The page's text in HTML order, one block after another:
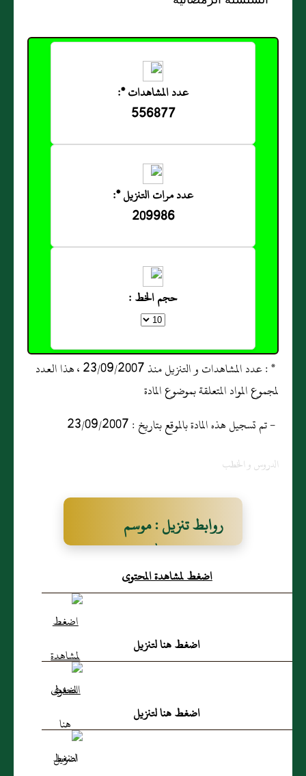
عدد المشاهدات *:
556877
عدد مرات التنزيل *:
209986
حجم الخط :
* : عدد المشاهدات و التنزيل منذ 23/09/2007 ، هذا العدد
لمجموع المواد المتعلقة بموضوع المادة
- تم تسجيل هذه المادة بالموقع بتاريخ : 23/09/2007
الدروس و الخطب
روابط تنزيل : موسم
المتاجرة مع الله
اضغط لمشاهدة المحتوى
اضغط هنا لتنزيل
اضغط هنا لتنزيل